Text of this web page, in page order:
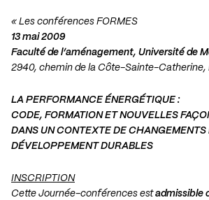
« Les conférences FORMES
13 mai 2009
Faculté de l’aménagement, Université de
2940, chemin de la Côte-Sainte-Catherine,
LA PERFORMANCE ÉNERGÉTIQUE :
CODE, FORMATION ET NOUVELLES
DANS UN CONTEXTE DE CHANGEMENTS
DÉVELOPPEMENT DURABLES
INSCRIPTION
Cette Journée-conférences estadmissible